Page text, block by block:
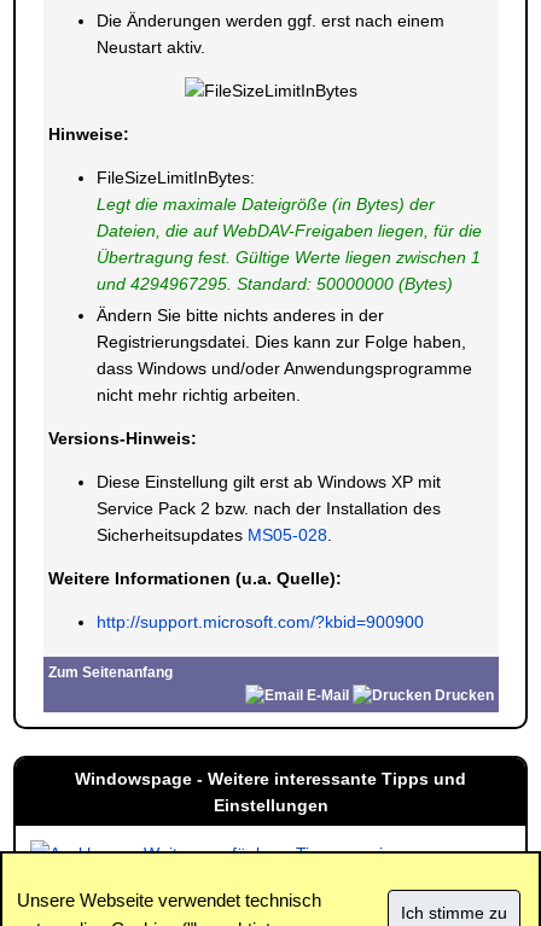
Die Änderungen werden ggf. erst nach einem
Neustart aktiv.
Hinweise:
FileSizeLimitInBytes:
Legt die maximale Dateigröße (in Bytes) der
Dateien, die auf WebDAV-Freigaben liegen, für die
Übertragung fest. Gültige Werte liegen zwischen 1
und 4294967295. Standard: 50000000 (Bytes)
Ändern Sie bitte nichts anderes in der
Registrierungsdatei. Dies kann zur Folge haben,
dass Windows und/oder Anwendungsprogramme
nicht mehr richtig arbeiten.
Versions-Hinweis:
Diese Einstellung gilt erst ab Windows XP mit
Service Pack 2 bzw. nach der Installation des
Sicherheitsupdates MS05-028.
Weitere Informationen (u.a. Quelle):
http://support.microsoft.com/?kbid=900900
Zum Seitenanfang
E-Mail
Drucken
Windowspage - Weitere interessante Tipps und
Einstellungen
Weitere verfügbare Tipps anzeigen
Unsere Webseite verwendet technisch